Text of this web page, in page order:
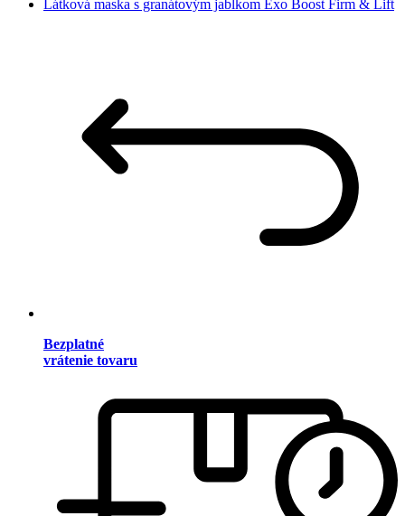
Látková maska s granátovým jablkom Exo Boost Firm & Lift
Bezplatné
vrátenie tovaru